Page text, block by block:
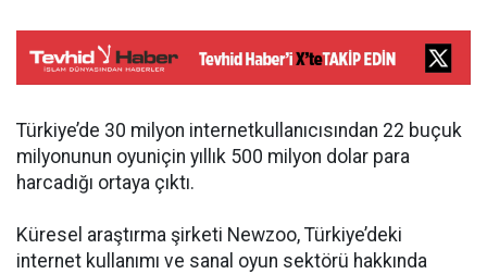
Türkiye’de 30 milyon internetkullanıcısından 22 buçuk
milyonunun oyuniçin yıllık 500 milyon dolar para
harcadığı ortaya çıktı.
Küresel araştırma şirketi Newzoo, Türkiye’deki
internet kullanımı ve sanal oyun sektörü hakkında